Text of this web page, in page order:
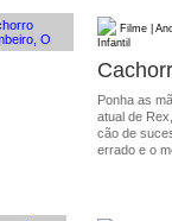
Filme |
Infantil
Ponha as
atual de
cão de
errado e o